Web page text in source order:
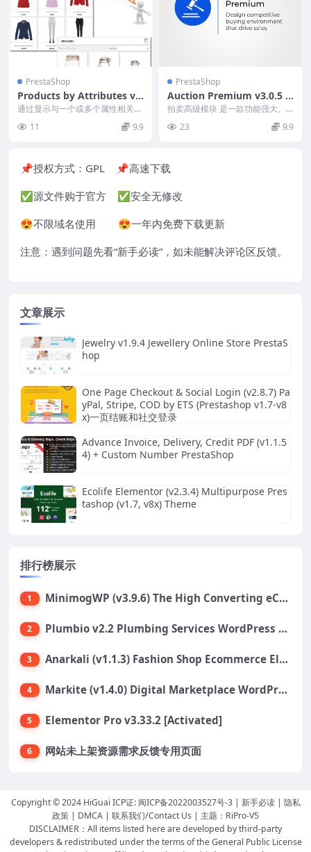
PrestaShop
Products by Attributes v2.
2.0: Display combinations-
attributes Module [v1.7]
通过显示与一个或多个属性相关的
产品变体来增强您的列表页面。您
的访问者将直接从类别...
11 9.9
PrestaShop
Auction Premium v3.0.5 O
nline Product Bid
拍卖高级模块 是一款功能强大、
稳健且功能丰富的解决方案，可促
进您的业务发展。此便...
23 9.9
📌授权方式： GPL 📌高速下载
✅源文件购于官方 ✅安全无修改
😍不限域名使用 😍一年内免费下载更新
注意：遇到问题先看“新手必读”，如未能解决评论区反馈。
文章展示
Jewelry v1.9.4 Jewellery Online Store PrestaS
hop
One Page Checkout & Social Login (v2.8.7) Pa
yPal, Stripe, COD by ETS (Prestashop v1.7-v8
x)一页结账和社交登录
Advance Invoice, Delivery, Credit PDF (v1.1.5
4) + Custom Number PrestaShop
Ecolife Elementor (v2.3.4) Multipurpose Pres
tashop (v1.7, v8x) Theme
排行榜展示
1 MinimogWP (v3.9.6) The High Converting eCommerce WordPress Theme
2 Plumbio v2.2 Plumbing Services WordPress Theme
3 Anarkali (v1.1.3) Fashion Shop Ecommerce Elementor Theme
4 Markite (v1.4.0) Digital Marketplace WordPress Theme
5 Elementor Pro v3.33.2 [Activated]
6 网站未上架资源需求反馈专用页面
Copyright © 2024 HiGuai ICP证: 闽ICP备2022003527号-3| 新手必读| 隐私
政策 | DMCA | 联系我们/Contact Us | 主题： RiPro-V5
DISCLAIMER：All items listed here are developed by third-party
developers & redistributed under the terms of the General Public License